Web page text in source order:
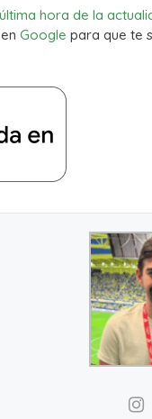
última hora de la
Google para que te